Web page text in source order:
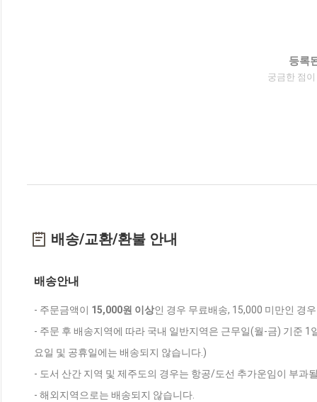
등록
궁금한 점
배송/교환/환불 안내
배송안내
- 주문금액이 15,000원 이상인 경우 무료배송, 15,000 미만인 경
- 주문 후 배송지역에 따라 국내 일반지역은 근무일(월-금) 기준
요일 및 공휴일에는 배송되지 않습니다.)
- 도서 산간 지역 및 제주도의 경우는 항공/도선 추가운임이 부과
- 해외지역으로는 배송되지 않습니다.